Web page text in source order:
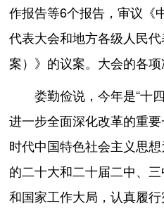
作报告等6个报告，审议《
代表大会和地方各级人民
案）》的议案。大会的各项
娄勤俭说，今年是“十四
进一步全面深化改革的重
时代中国特色社会主义思
的二十大和二十届二中、
和国家工作大局，认真履行